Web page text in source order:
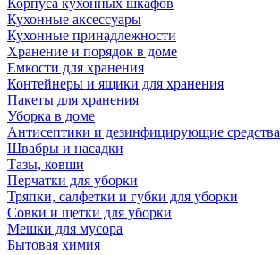
Корпуса кухонных шкафов
Кухонные аксессуары
Кухонные принадлежности
Хранение и порядок в доме
Емкости для хранения
Контейнеры и ящики для хранения
Пакеты для хранения
Уборка в доме
Антисептики и дезинфицирующие средства
Швабры и насадки
Тазы, ковши
Перчатки для уборки
Тряпки, салфетки и губки для уборки
Совки и щетки для уборки
Мешки для мусора
Бытовая химия